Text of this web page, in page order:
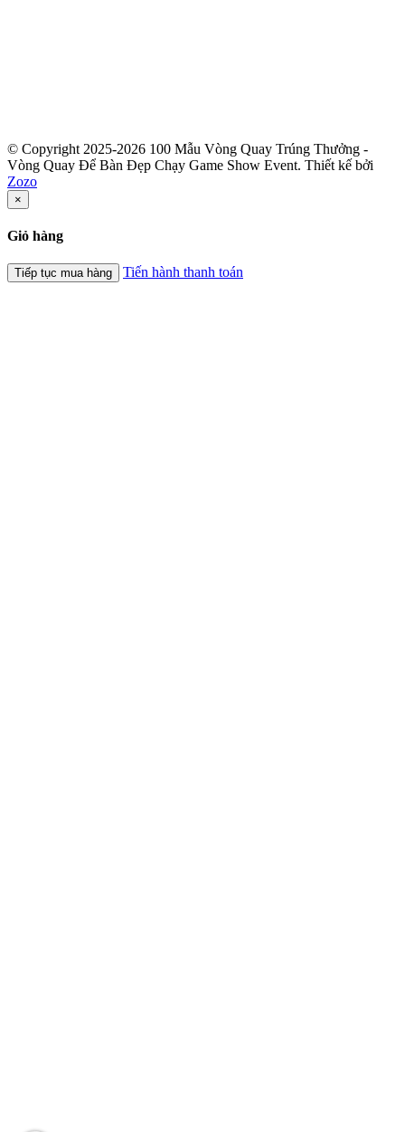
© Copyright 2025-2026 100 Mẫu Vòng Quay Trúng Thưởng -
Vòng Quay Để Bàn Đẹp Chạy Game Show Event. Thiết kế bởi
Zozo
×
Giỏ hàng
Tiếp tục mua hàng Tiến hành thanh toán